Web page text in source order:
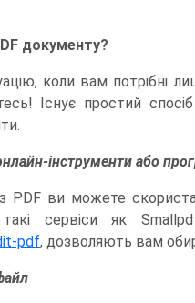
документу?
коли вам потрібні
Існує простий
інструменти або
PDF ви можете
сервіси як
pdf, дозволяють вам